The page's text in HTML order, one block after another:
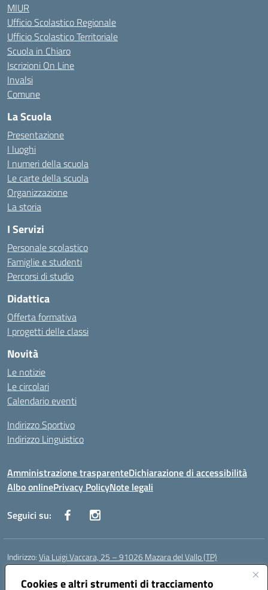
Cookies e altri strumenti di tracciamento
MIUR
Ufficio Scolastico Regionale
Ufficio Scolastico Territoriale
Scuola in Chiaro
Iscrizioni On Line
Invalsi
Comune
La Scuola
Presentazione
I luoghi
I numeri della scuola
Le carte della scuola
Organizzazione
La storia
I Servizi
Personale scolastico
Famiglie e studenti
Percorsi di studio
Didattica
Offerta formativa
I progetti delle classi
Novità
Le notizie
Le circolari
Calendario eventi
Indirizzo Sportivo
Indirizzo Linguistico
Amministrazione trasparenteDichiarazione di accessibilità
Albo onlinePrivacy PolicyNote legali
Seguici su:
Indirizzo:Via Luigi Vaccara, 25 – 91026 Mazara del Vallo (TP)
Centralino:
Posta elettronica certificata (PEC):tpic843007@pec.istruzione.it